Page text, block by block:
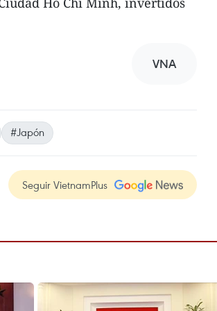
VNA
#Japón
Seguir VietnamPlus